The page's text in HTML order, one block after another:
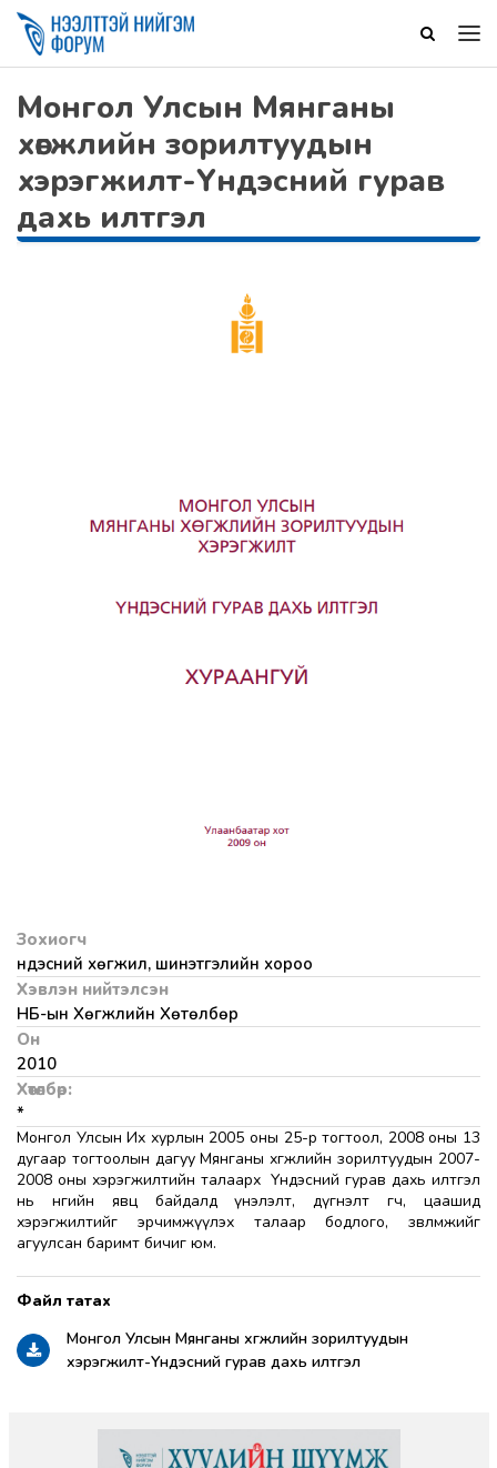
Монгол Улсын Мянганы
хөгжлийн зорилтуудын
хэрэгжилт-Үндэсний гурав
дахь илтгэл
Зохиогч
Үндэсний хөгжил, шинэтгэлийн хороо
Хэвлэн нийтэлсэн
НҮБ-ын Хөгжлийн Хөтөлбөр
Он
2010
Хөтөлбөр:
*
Монгол Улсын Их хурлын 2005 оны 25-р тогтоол, 2008 оны 13
дугаар тогтоолын дагуу Мянганы хөгжлийн зорилтуудын 2007-
2008 оны хэрэгжилтийн талаарх Үндэсний гурав дахь илтгэл
нь өнөөгийн явц байдалд үнэлэлт, дүгнэлт өгч, цаашид
хэрэгжилтийг эрчимжүүлэх талаар бодлого, зөвлөмжийг
агуулсан баримт бичиг юм.
Монгол Улсын Мянганы хөгжлийн зорилтуудын
хэрэгжилт-Үндэсний гурав дахь илтгэл